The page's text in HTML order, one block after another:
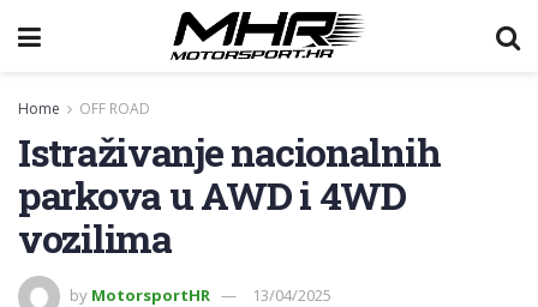
Home OFF ROAD
Istraživanje nacionalnih
parkova u AWD i 4WD
vozilima
by MotorsportHR 13/04/2025